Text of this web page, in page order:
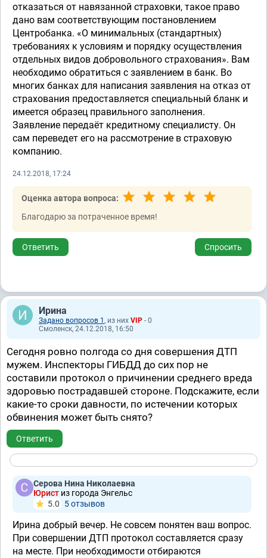
отказаться от навязанной страховки, такое право
дано вам соответствующим постановлением
Центробанка. «О минимальных (стандартных)
требованиях к условиям и порядку осуществления
отдельных видов добровольного страхования». Вам
необходимо обратиться с заявлением в банк. Во
многих банках для написания заявления на отказ от
страхования предоставляется специальный бланк и
имеется образец правильного заполнения.
Заявление передаёт кредитному специалисту. Он
сам переведет его на рассмотрение в страховую
компанию.
24.12.2018, 17:24
Оценка автора вопроса:
Благодарю за потраченное время!
Ответить Спросить
Ирина
Задано вопросов 1 , из них VIP - 0
Смоленск, 24.12.2018, 16:50
Сегодня ровно полгода со дня совершения ДТП
мужем. Инспекторы ГИБДД до сих пор не
составили протокол о причинении среднего вреда
здоровью пострадавшей стороне. Подскажите, если
какие-то сроки давности, по истечении которых
обвинения может быть снято?
Ответить
Серова Нина Николаевна
Юрист из города Энгельс
5.0
5 отзывов
Ирина добрый вечер. Не совсем понятен ваш вопрос.
При совершении ДТП протокол составляется сразу
на месте. При необходимости отбираются